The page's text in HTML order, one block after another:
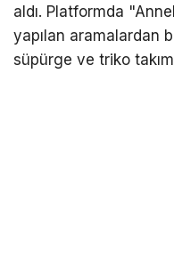
aldı. Platformda
yapılan aramalardan
süpürge ve triko